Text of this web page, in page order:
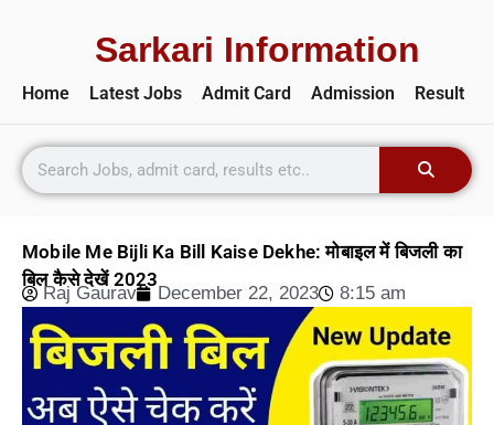
Sarkari Information
Home Latest Jobs Admit Card Admission Result
Mobile Me Bijli Ka Bill Kaise Dekhe: मोबाइल में बिजली का
बिल कैसे देखें 2023
Raj Gaurav December 22, 2023 8:15 am